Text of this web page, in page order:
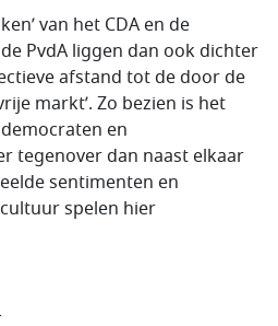
van het CDA en de
de PvdA liggen dan ook dichter
afstand tot de door de
markt’. Zo bezien is het
en
tegenover dan naast elkaar
sentimenten en
spelen hier